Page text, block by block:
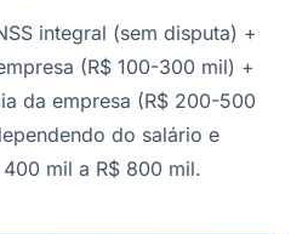
integral (sem disputa) +
(R$ 100-300 mil) +
da empresa (R$ 200-500
do salário e
mil a R$ 800 mil.